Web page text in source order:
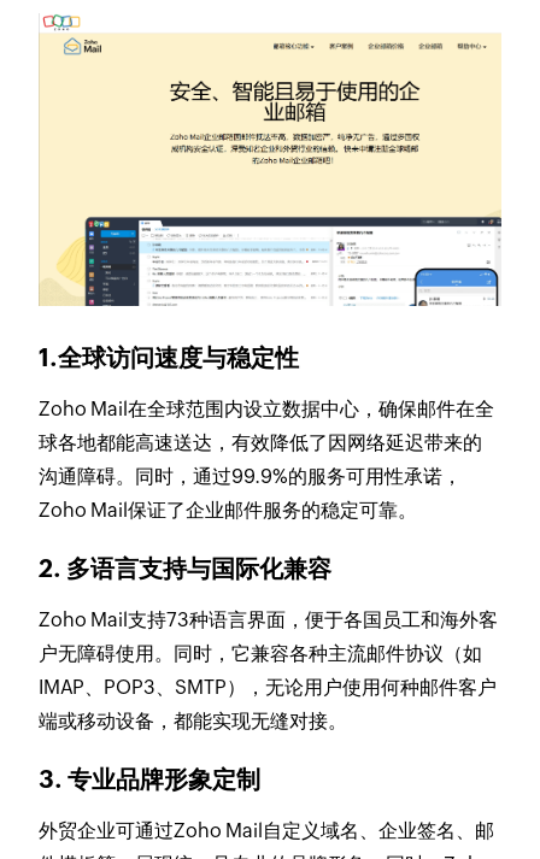
1.全球访问速度与稳定性
Zoho Mail在全球范围内设立数据中心，确保邮件在全
球各地都能高速送达，有效降低了因网络延迟带来的
沟通障碍。同时，通过99.9%的服务可用性承诺，
Zoho Mail保证了企业邮件服务的稳定可靠。
2. 多语言支持与国际化兼容
Zoho Mail支持73种语言界面，便于各国员工和海外客
户无障碍使用。同时，它兼容各种主流邮件协议（如
IMAP、POP3、SMTP），无论用户使用何种邮件客户
端或移动设备，都能实现无缝对接。
3. 专业品牌形象定制
外贸企业可通过Zoho Mail自定义域名、企业签名、邮